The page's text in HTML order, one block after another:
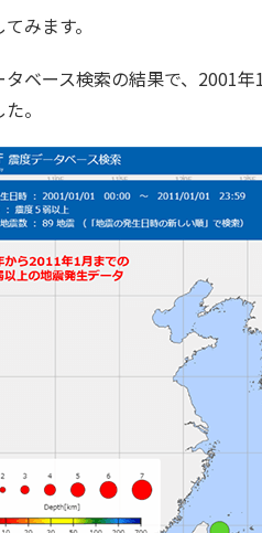
みます。
ベース検索の結果で、2001
。